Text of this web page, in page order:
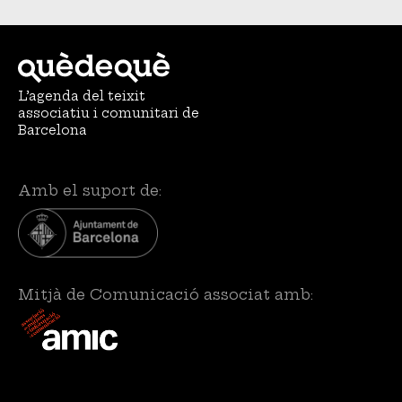
L’agenda del teixit
associatiu i comunitari de
Barcelona
Amb el suport de:
Mitjà de Comunicació associat amb: